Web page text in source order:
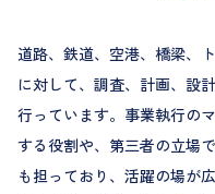
道路、鉄道、空港、橋梁、
に対して、調査、計画、設
行っています。事業執行の
する役割や、第三者の立場
も担っており、活躍の場が